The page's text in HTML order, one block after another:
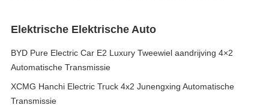
Elektrische Elektrische Auto
BYD Pure Electric Car E2 Luxury Tweewiel aandrijving 4×2
Automatische Transmissie
XCMG Hanchi Electric Truck 4x2 Junengxing Automatische
Transmissie